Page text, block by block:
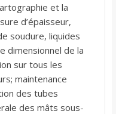
et la
d’épaisseur,
soudure, liquides
dimensionnel de la
sur tous les
maintenance
des tubes
des mâts sous-